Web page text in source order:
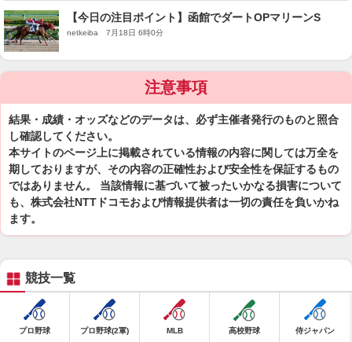
【今日の注目ポイント】函館でダートOPマリーンS
netkeiba 7月18日 6時0分
注意事項
結果・成績・オッズなどのデータは、必ず主催者発行のものと照合
し確認してください。
本サイトのページ上に掲載されている情報の内容に関しては万全を
期しておりますが、その内容の正確性および安全性を保証するもの
ではありません。 当該情報に基づいて被ったいかなる損害について
も、株式会社NTTドコモおよび情報提供者は一切の責任を負いかね
ます。
競技一覧
プロ野球 プロ野球(2軍) MLB 高校野球 侍ジャパン